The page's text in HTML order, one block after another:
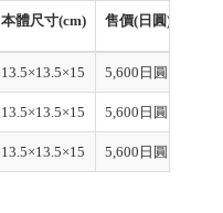
本體尺寸(cm) 售價(日圓)
13.5×13.5×15 5,600日圓
13.5×13.5×15 5,600日圓
13.5×13.5×15 5,600日圓